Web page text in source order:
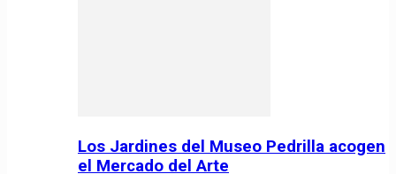
Los Jardines del Museo Pedrilla acogen
el Mercado del Arte